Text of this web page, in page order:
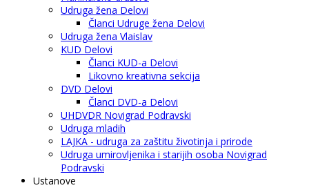
Udruga žena Delovi
Članci Udruge žena Delovi
Udruga žena Vlaislav
KUD Delovi
Članci KUD-a Delovi
Likovno kreativna sekcija
DVD Delovi
Članci DVD-a Delovi
UHDVDR Novigrad Podravski
Udruga mladih
LAJKA - udruga za zaštitu životinja i prirode
Udruga umirovljenika i starijih osoba Novigrad
Podravski
Ustanove